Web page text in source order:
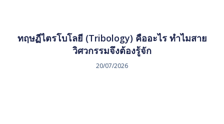
ทฤษฏีไตรโบโลยี (Tribology) คืออะไร ทำไมสาย
วิศวกรรมจึงต้องรู้จัก
20/07/2026